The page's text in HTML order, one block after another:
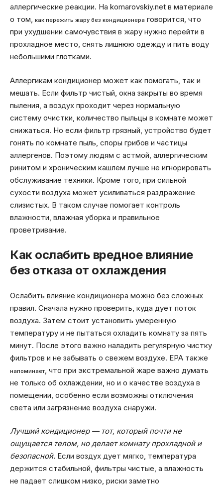
аллергические реакции. На komarovskiy.net в материале
о том, как пережить жару без кондиционера говорится, что
при ухудшении самочувствия в жару нужно перейти в
прохладное место, снять лишнюю одежду и пить воду
небольшими глотками.
Аллергикам кондиционер может как помогать, так и
мешать. Если фильтр чистый, окна закрыты во время
пыления, а воздух проходит через нормальную
систему очистки, количество пыльцы в комнате может
снижаться. Но если фильтр грязный, устройство будет
гонять по комнате пыль, споры грибов и частицы
аллергенов. Поэтому людям с астмой, аллергическим
ринитом и хроническим кашлем лучше не игнорировать
обслуживание техники. Кроме того, при сильной
сухости воздуха может усиливаться раздражение
слизистых. В таком случае помогает контроль
влажности, влажная уборка и правильное
проветривание.
Как ослабить вредное влияние
без отказа от охлаждения
Ослабить влияние кондиционера можно без сложных
правил. Сначала нужно проверить, куда дует поток
воздуха. Затем стоит установить умеренную
температуру и не пытаться охладить комнату за пять
минут. После этого важно наладить регулярную чистку
фильтров и не забывать о свежем воздухе. EPA также
напоминает , что при экстремальной жаре важно думать
не только об охлаждении, но и о качестве воздуха в
помещении, особенно если возможны отключения
света или загрязнение воздуха снаружи.
Лучший кондиционер — тот, который почти не
ощущается телом, но делает комнату прохладной и
безопасной. Если воздух дует мягко, температура
держится стабильной, фильтры чистые, а влажность
не падает слишком низко, риски заметно